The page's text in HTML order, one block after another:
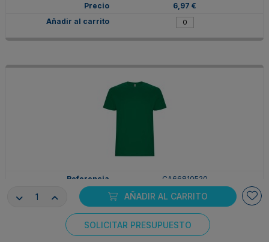
AÑADIR AL CARRITO
SOLICITAR PRESUPUESTO
6,97 €
CA66810520
2XL
En stock
Consentimiento de cookies